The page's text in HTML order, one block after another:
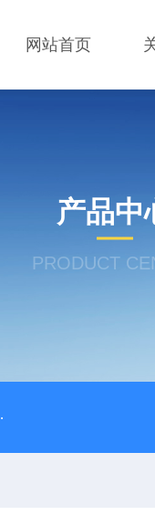
网站首页
产品中
PRODUCT
日本指针式PEACOCK